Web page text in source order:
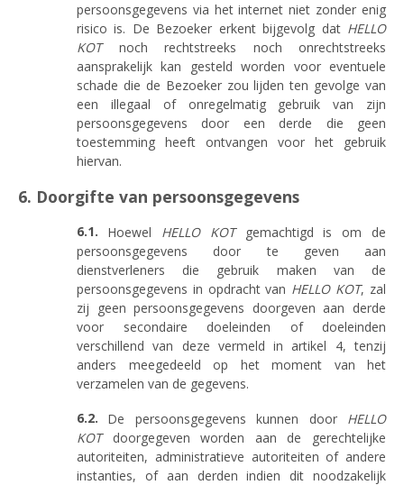
persoonsgegevens via het internet niet zonder enig
risico is. De Bezoeker erkent bijgevolg dat HELLO
KOTnoch rechtstreeks noch onrechtstreeks
aansprakelijk kan gesteld worden voor eventuele
schade die de Bezoeker zou lijden ten gevolge van
een illegaal of onregelmatig gebruik van zijn
persoonsgegevens door een derde die geen
toestemming heeft ontvangen voor het gebruik
hiervan.
6. Doorgifte van persoonsgegevens
Hoewel HELLO KOTgemachtigd is om de
persoonsgegevens door te geven aan
dienstverleners die gebruik maken van de
persoonsgegevens in opdracht van HELLO KOT, zal
zij geen persoonsgegevens doorgeven aan derde
voor secondaire doeleinden of doeleinden
verschillend van deze vermeld in artikel 4, tenzij
anders meegedeeld op het moment van het
verzamelen van de gegevens.
De persoonsgegevens kunnen door HELLO
KOTdoorgegeven worden aan de gerechtelijke
autoriteiten, administratieve autoriteiten of andere
instanties, of aan derden indien dit noodzakelijk